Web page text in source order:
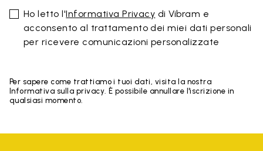
Ho letto l'Informativa Privacy di Vibram e
acconsento al trattamento dei miei dati personali
per ricevere comunicazioni personalizzate
Per sapere come trattiamo i tuoi dati, visita la nostra
Informativa sulla privacy. È possibile annullare l'iscrizione in
qualsiasi momento.